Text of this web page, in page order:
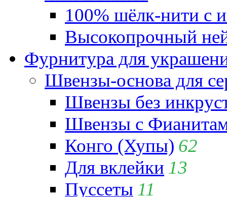
100% шёлк-нити с
Высокопрочный
Фурнитура для
Швензы-основа для
Швензы без
Швензы с
Конго (Хупы) 62
Для вклейки 13
Пуссеты 11